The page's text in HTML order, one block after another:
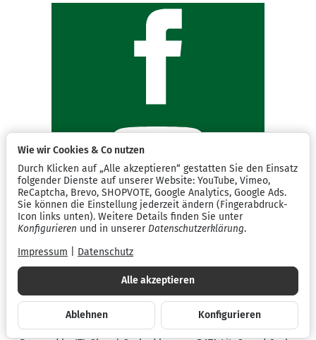
*Alle Preise inkl. gesetzlicher USt., zzgl.Versand
Alle akzeptieren
Ablehnen Konfigurieren
Wie wir Cookies & Co nutzen
Durch Klicken auf „Alle akzeptieren“ gestatten Sie den Einsatz
folgender Dienste auf unserer Website: YouTube, Vimeo,
ReCaptcha, Brevo, SHOPVOTE, Google Analytics, Google Ads.
Sie können die Einstellung jederzeit ändern (Fingerabdruck-
Icon links unten). Weitere Details finden Sie unter
Konfigurieren und in unserer Datenschutzerklärung.
Impressum
Datenschutz